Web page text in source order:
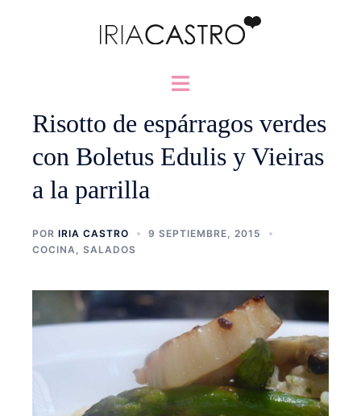
Alternar
Risotto de espárragos verdes
con Boletus Edulis y Vieiras
a la parrilla
POR IRIA CASTRO
9 SEPTIEMBRE, 2015
COCINA
SALADOS